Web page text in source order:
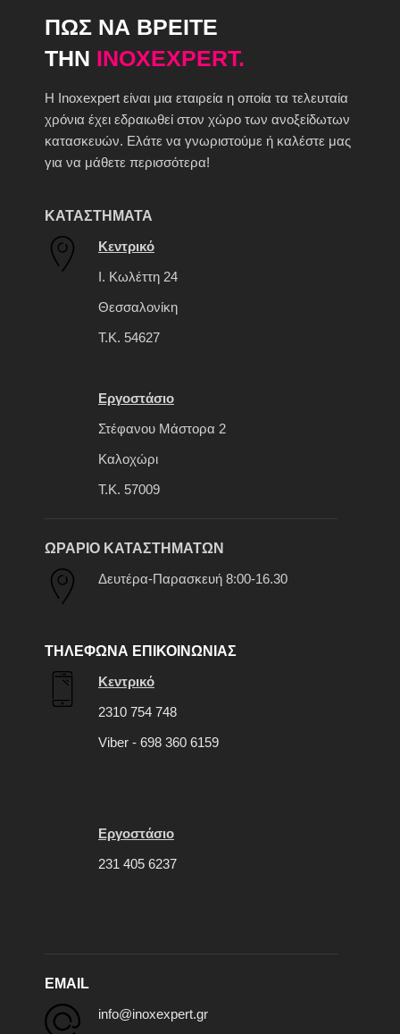
ΠΩΣ ΝΑ ΒΡΕΙΤΕ
ΤΗΝ INOXEXPERT.
H Inoxexpert είναι μια εταιρεία η οποία τα τελευταία
χρόνια έχει εδραιωθεί στον χώρο των ανοξείδωτων
κατασκευών. Ελάτε να γνωριστούμε ή καλέστε μας
για να μάθετε περισσότερα!
ΚΑΤΑΣΤΗΜΑΤΑ
Κεντρικό
Ι. Κωλέττη 24
Θεσσαλονίκη
Τ.Κ. 54627
Εργοστάσιο
Στέφανου Μάστορα 2
Καλοχώρι
Τ.Κ. 57009
ΩΡΑΡΙΟ ΚΑΤΑΣΤΗΜΑΤΩΝ
Δευτέρα-Παρασκευή 8:00-16.30
ΤΗΛΕΦΩΝΑ ΕΠΙΚΟΙΝΩΝΙΑΣ
Κεντρικό
2310 754 748
Viber - 698 360 6159
Εργοστάσιο
231 405 6237
EMAIL
info@inoxexpert.gr